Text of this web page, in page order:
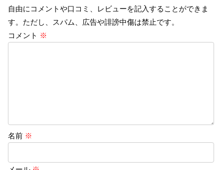
自由にコメントや口コミ、レビューを記入することができま
す。ただし、スパム、広告や誹謗中傷は禁止です。
コメント ※
名前 ※